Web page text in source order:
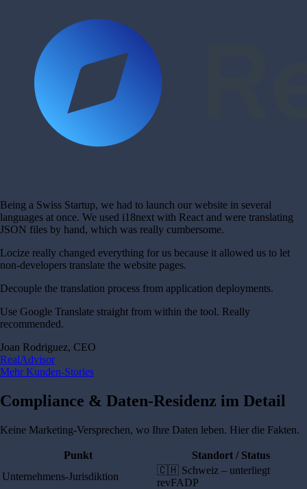
Being a Swiss Startup, we had to launch our website in several
languages at once. We used i18next with React and were translating
JSON files by hand, which was really cumbersome.
Locize really changed everything for us because it allowed us to let
non-developers translate the website pages.
Decouple the translation process from application deployments.
Use Google Translate straight from within the tool. Really
recommended.
Joan Rodriguez, CEO
RealAdvisor
Mehr Kunden-Stories
Compliance & Daten-Residenz im Detail
Keine Marketing-Versprechen, wo Ihre Daten leben. Hier die Fakten.
Punkt
Standort / Status
Unternehmens-Jurisdiktion
🇨🇭 Schweiz – unterliegt
revFADP